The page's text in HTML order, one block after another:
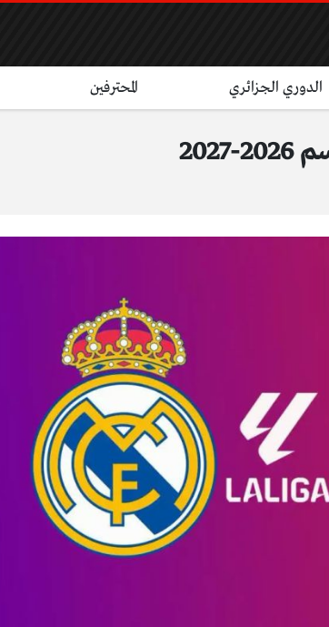
الدوري الجزائري المحترفين